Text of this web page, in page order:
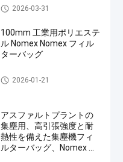
ポリエステル フィルター・バ
ッグ
2026-03-31
100mm 工業用ポリエステ
ル Nomex Nomex フィル
ターバッグ
高温フィルター袋
2026-01-21
アスファルトプラントの
集塵用、高引張強度と耐
熱性を備えた集塵機フィ
ルターバッグ、Nomex ポ